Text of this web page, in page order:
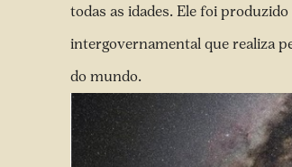
todas as idades. Ele foi
intergovernamental que realiza
do mundo.